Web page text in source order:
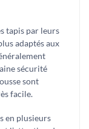
tapis par leurs
adaptés aux
sécurité
sont
facile.
en plusieurs